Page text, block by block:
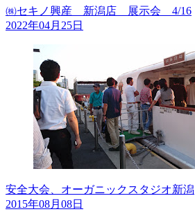
㈱セキノ興産 新潟店 展示会 4/16
2022年04月25日
安全大会、オーガニックスタジオ新潟
2015年08月08日